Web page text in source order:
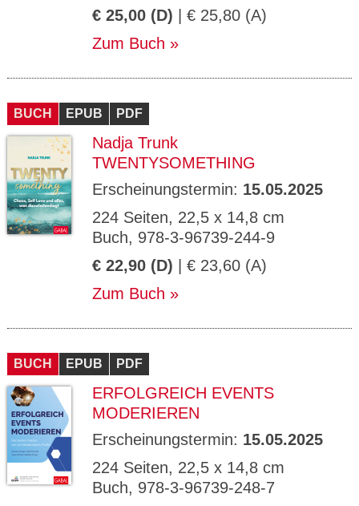
€ 25,00 (D) | € 25,80 (A)
Zum Buch
BUCH EPUB PDF
Nadja Trunk
TWENTYSOMETHING
Erscheinungstermin: 15.05.2025
224 Seiten, 22,5 x 14,8 cm
Buch, 978-3-96739-244-9
€ 22,90 (D) | € 23,60 (A)
Zum Buch
BUCH EPUB PDF
ERFOLGREICH EVENTS
MODERIEREN
Erscheinungstermin: 15.05.2025
224 Seiten, 22,5 x 14,8 cm
Buch, 978-3-96739-248-7